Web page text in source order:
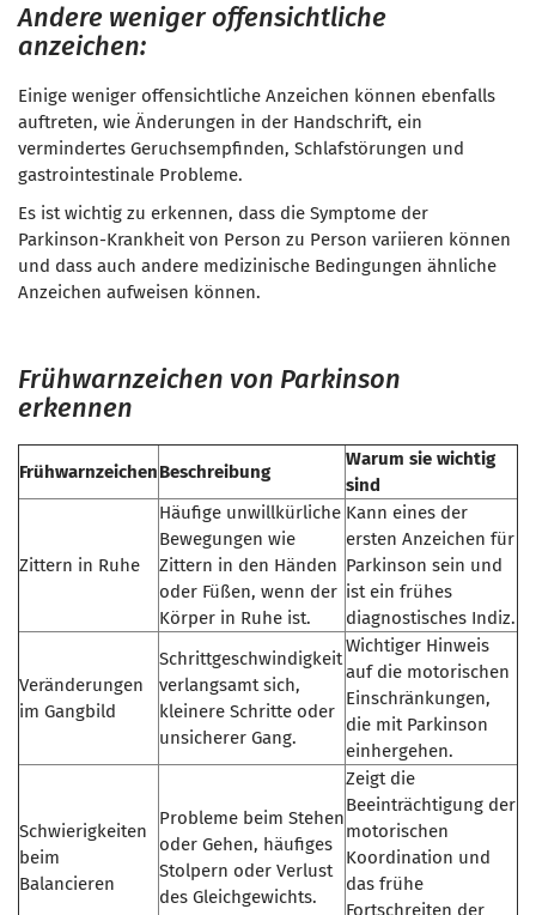
Andere weniger offensichtliche
anzeichen:
Einige weniger offensichtliche Anzeichen können ebenfalls
auftreten, wie Änderungen in der Handschrift, ein
vermindertes Geruchsempfinden, Schlafstörungen und
gastrointestinale Probleme.
Es ist wichtig zu erkennen, dass die Symptome der
Parkinson-Krankheit von Person zu Person variieren können
und dass auch andere medizinische Bedingungen ähnliche
Anzeichen aufweisen können.
Frühwarnzeichen von Parkinson
erkennen
FrühwarnzeichenBeschreibung
Warum sie wichtig
sind
Zittern in Ruhe
Häufige unwillkürliche
Bewegungen wie
Zittern in den Händen
oder Füßen, wenn der
Körper in Ruhe ist.
Kann eines der
ersten Anzeichen für
Parkinson sein und
ist ein frühes
diagnostisches Indiz.
Veränderungen
im Gangbild
Schrittgeschwindigkeit
verlangsamt sich,
kleinere Schritte oder
unsicherer Gang.
Wichtiger Hinweis
auf die motorischen
Einschränkungen,
die mit Parkinson
einhergehen.
Schwierigkeiten
beim
Balancieren
Probleme beim Stehen
oder Gehen, häufiges
Stolpern oder Verlust
des Gleichgewichts.
Zeigt die
Beeinträchtigung der
motorischen
Koordination und
das frühe
Fortschreiten der